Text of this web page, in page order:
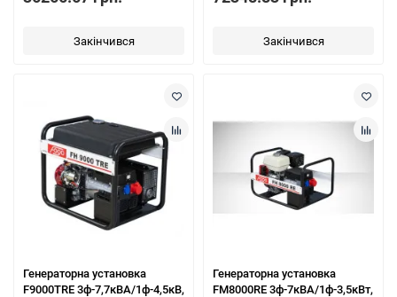
Закінчився Закінчився
Генераторна установка
F9000TRE 3ф-7,7кВА/1ф-4,5кВ,
Генераторна установка
FM8000RE 3ф-7кВА/1ф-3,5кВт,